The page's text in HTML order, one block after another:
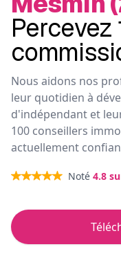
Percevez
Nous aidons nos
leur quotidien à
d'indépendant et
100 conseillers
actuellement
Noté 4.8